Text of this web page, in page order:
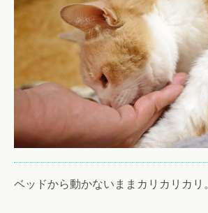
ベッドから動かないままカリカリカリ。